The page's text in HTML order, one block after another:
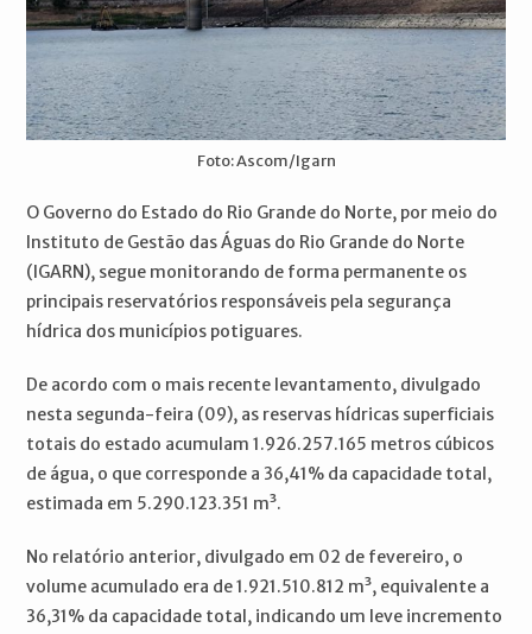
Foto: Ascom/Igarn
O Governo do Estado do Rio Grande do Norte, por meio do
Instituto de Gestão das Águas do Rio Grande do Norte
(IGARN), segue monitorando de forma permanente os
principais reservatórios responsáveis pela segurança
hídrica dos municípios potiguares.
De acordo com o mais recente levantamento, divulgado
nesta segunda-feira (09), as reservas hídricas superficiais
totais do estado acumulam 1.926.257.165 metros cúbicos
de água, o que corresponde a 36,41% da capacidade total,
estimada em 5.290.123.351 m³.
No relatório anterior, divulgado em 02 de fevereiro, o
volume acumulado era de 1.921.510.812 m³, equivalente a
36,31% da capacidade total, indicando um leve incremento